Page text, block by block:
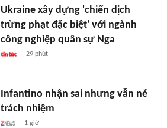
Ukraine xây dựng 'chiến dịch
trừng phạt đặc biệt' với ngành
công nghiệp quân sự Nga
29 phút
Infantino nhận sai nhưng vẫn né
trách nhiệm
1 giờ